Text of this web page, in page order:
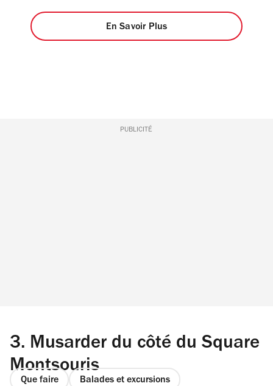
En Savoir Plus
PUBLICITÉ
3. Musarder du côté du Square
Montsouris
Que faire Balades et excursions